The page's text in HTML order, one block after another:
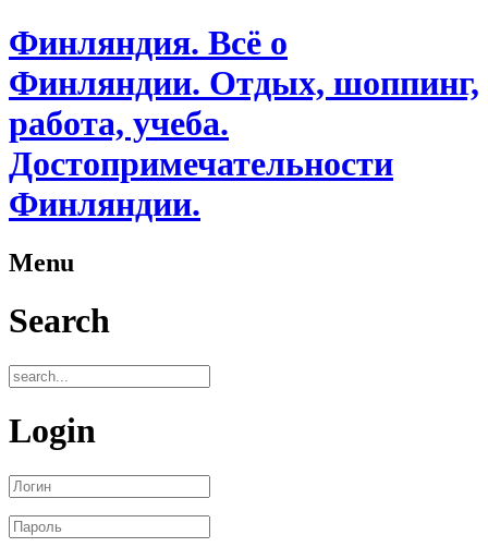
Финляндия. Всё о
Финляндии. Отдых, шоппинг,
работа, учеба.
Достопримечательности
Финляндии.
Menu
Search
Login